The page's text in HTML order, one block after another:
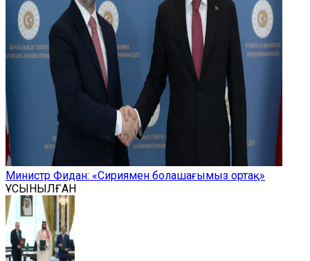
Министр Фидан: «Сириямен болашағымыз ортақ»
ҰСЫНЫЛҒАН